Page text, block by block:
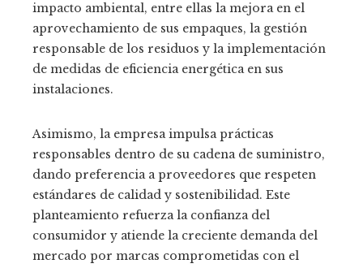
impacto ambiental, entre ellas la mejora en el
aprovechamiento de sus empaques, la gestión
responsable de los residuos y la implementación
de medidas de eficiencia energética en sus
instalaciones.
Asimismo, la empresa impulsa prácticas
responsables dentro de su cadena de suministro,
dando preferencia a proveedores que respeten
estándares de calidad y sostenibilidad. Este
planteamiento refuerza la confianza del
consumidor y atiende la creciente demanda del
mercado por marcas comprometidas con el